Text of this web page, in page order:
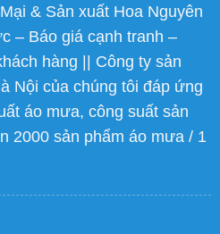
& Sản xuất Hoa Nguyên
– Báo giá cạnh tranh –
hàng || Công ty sản
Nội của chúng tôi đáp ứng
áo mưa, công suất sản
2000 sản phẩm áo mưa / 1